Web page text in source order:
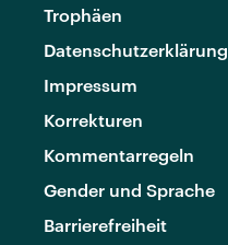
Trophäen
Datenschutzerklärung
Impressum
Korrekturen
Kommentarregeln
Gender und Sprache
Barrierefreiheit